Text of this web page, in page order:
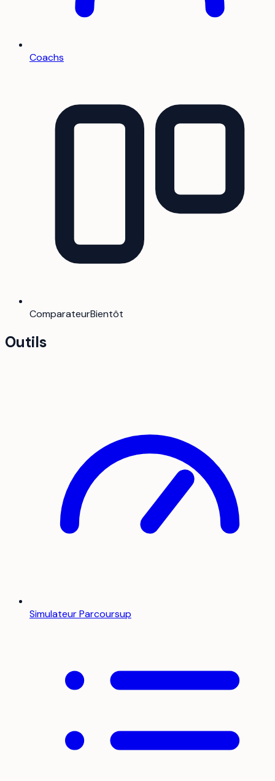
Coachs
ComparateurBientôt
Outils
Simulateur Parcoursup